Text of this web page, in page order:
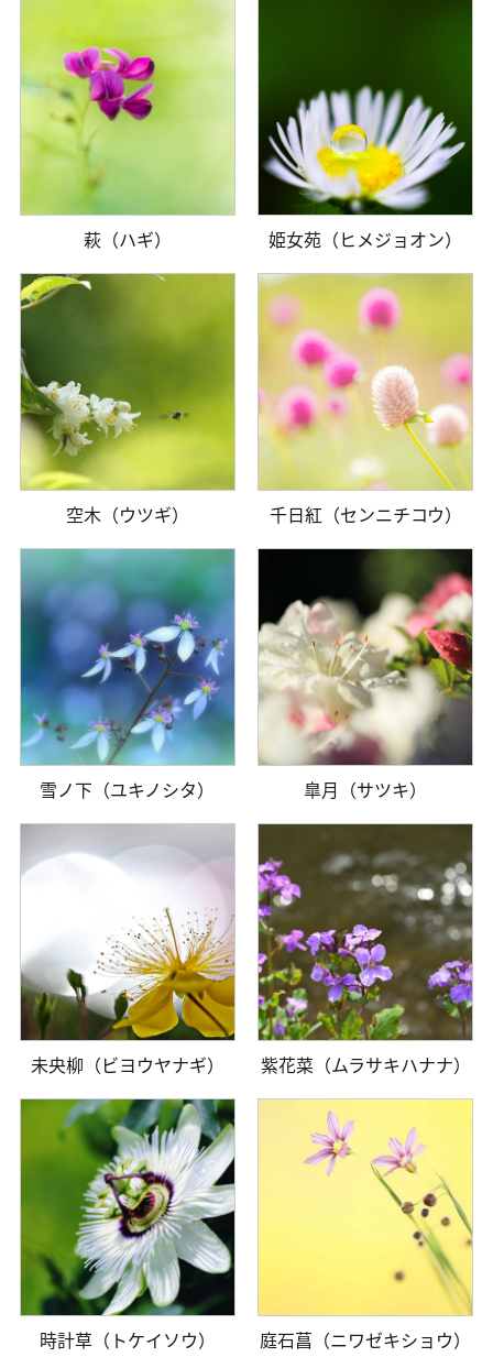
萩（ハギ） 姫女苑（ヒメジョオン）
空木（ウツギ） 千日紅（センニチコウ）
雪ノ下（ユキノシタ） 皐月（サツキ）
未央柳（ビヨウヤナギ） 紫花菜（ムラサキハナナ）
時計草（トケイソウ） 庭石菖（ニワゼキショウ）